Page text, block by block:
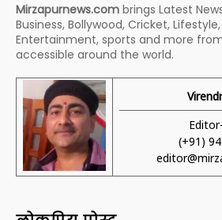
Mirzapurnews.com brings Latest
Business, Bollywood, Cricket,
Entertainment, sports and more
accessible around the world.
(+91)